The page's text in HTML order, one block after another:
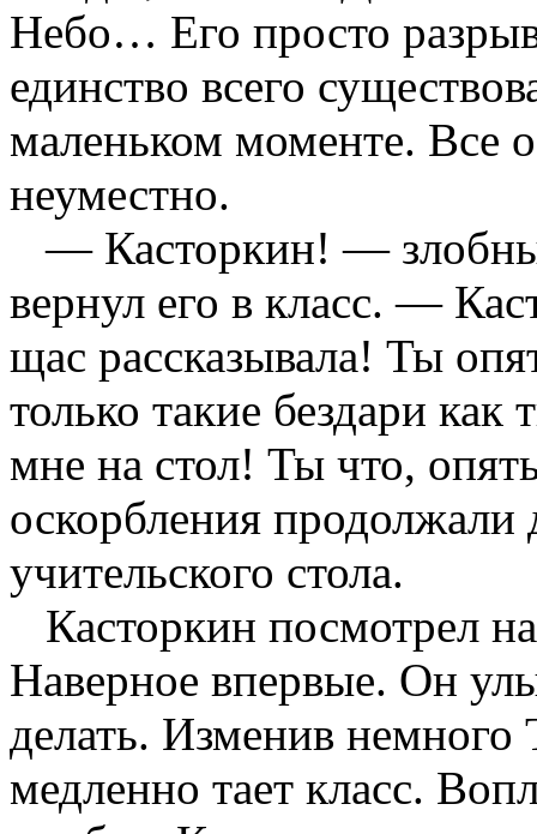
Небо… Его просто
единство всего
маленьком моменте. Все
неуместно.
— Касторкин! —
вернул его в класс. —
щас рассказывала! Ты
только такие бездари
мне на стол! Ты что,
оскорбления продолжали
учительского стола.
Касторкин посмотрел
Наверное впервые. Он
делать. Изменив немного
медленно тает класс.